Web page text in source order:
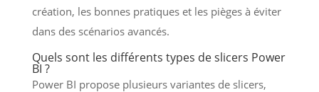
création, les bonnes pratiques et les pièges à éviter
dans des scénarios avancés.
Quels sont les différents types de slicers Power
BI ?
Power BI propose plusieurs variantes de slicers,